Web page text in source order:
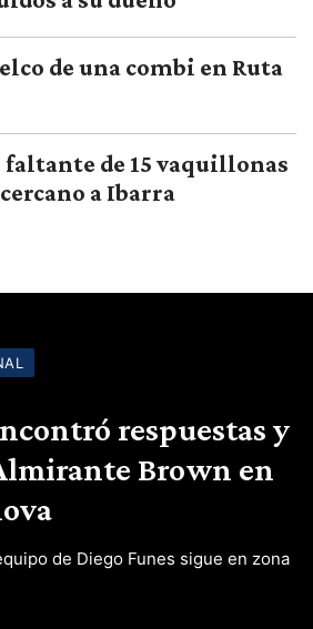
de una combi en Ruta
de 15 vaquillonas
a Ibarra
respuestas y
Brown en
de Diego Funes sigue en zona